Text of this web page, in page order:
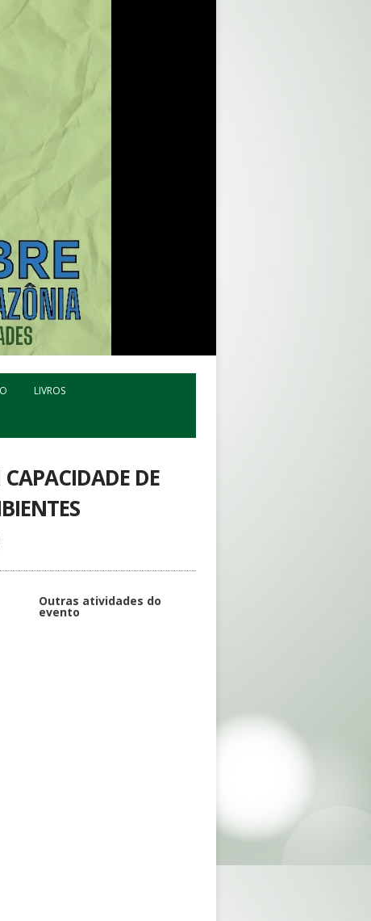
LIVROS
DE
Outras atividades do
evento